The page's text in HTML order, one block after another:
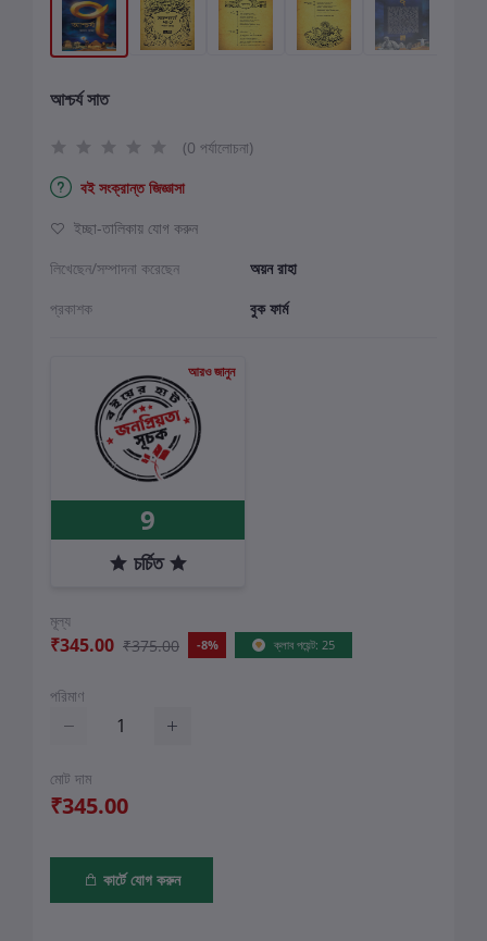
আশ্চর্য সাত
(0 পর্যালোচনা)
বই সংক্রান্ত জিজ্ঞাসা
ইচ্ছা-তালিকায় যোগ করুন
লিখেছেন/সম্পাদনা করেছেন
অয়ন রাহা
প্রকাশক
বুক ফার্ম
আরও জানুন
9
চর্চিত
মূল্য
₹345.00 ₹375.00 -8% ক্লাব পয়েন্ট: 25
পরিমাণ
মোট দাম
₹345.00
কার্টে যোগ করুন